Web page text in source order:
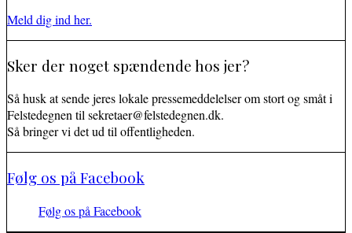
Meld dig ind her.
Sker der noget spændende hos jer?
Så husk at sende jeres lokale pressemeddelelser om stort og småt i
Felstedegnen til sekretaer@felstedegnen.dk.
Så bringer vi det ud til offentligheden.
Følg os på Facebook
Følg os på Facebook